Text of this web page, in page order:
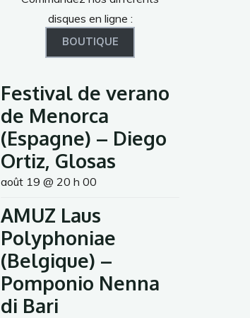
disques en ligne :
BOUTIQUE
Festival de verano
de Menorca
(Espagne) – Diego
Ortiz, Glosas
août 19 @ 20 h 00
AMUZ Laus
Polyphoniae
(Belgique) –
Pomponio Nenna
di Bari